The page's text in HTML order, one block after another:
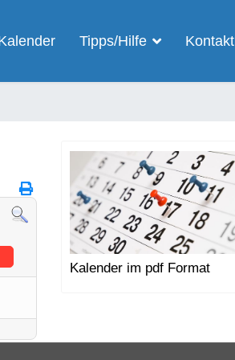
Tipps/Hilfe Kontakt
Kalender im pdf Format